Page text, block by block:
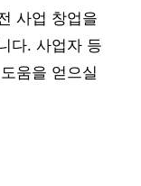
사업 창업을
다. 사업자 등
움을 얻으실